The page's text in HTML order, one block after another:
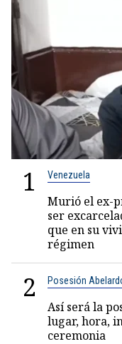
1 Venezuela
Murió el ex-
ser
que en su
régimen
2 Posesión
Así será la
lugar, hora,
ceremonia